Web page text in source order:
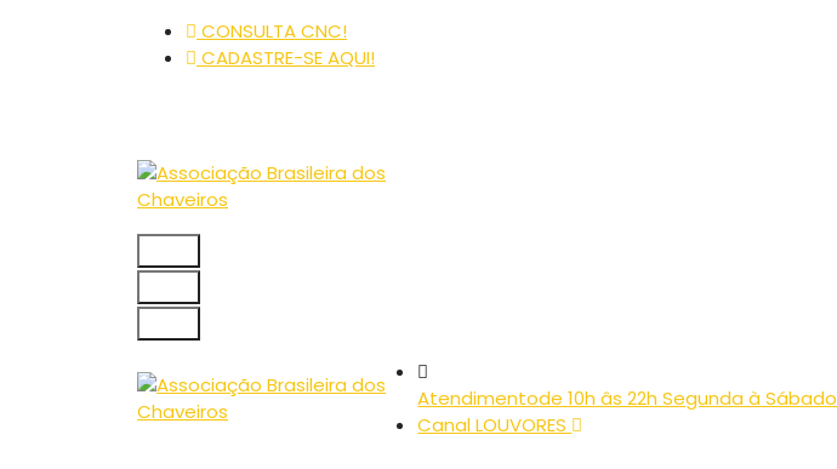
CONSULTA CNC!
CADASTRE-SE AQUI!
Atendimentode 10h âs 22h Segunda à Sábado
Canal LOUVORES